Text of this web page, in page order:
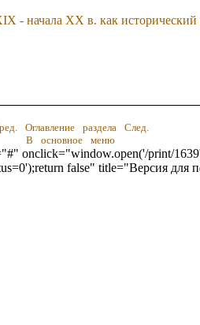
- начала XX в. как
Оглавление раздела
След.
В основное меню
onclick="window.open('/print/
false" title="Версия для